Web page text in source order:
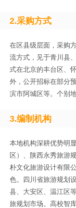
2.采购方式
在区县级层面，采购
流方式，见于青川县
式在北京的丰台区、
外，公开招标在部分
滨市阿城区等。个别
3.编制机构
本地机构深耕优势明
区）、陕西永秀旅游
朴文化旅游设计有限
色。四川省旅游规划
县、大安区、温江区
旅规划市场。高校智